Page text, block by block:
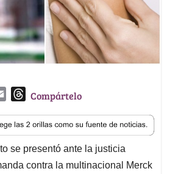
a
i
l
T
r
e
a
d
Compártelo
se presentó ante la justicia
contra la multinacional Merck